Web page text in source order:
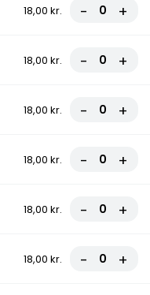
18,00 kr. - +
18,00 kr. - +
18,00 kr. - +
18,00 kr. - +
18,00 kr. - +
18,00 kr. - +